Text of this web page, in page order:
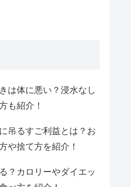
は体に悪い？浸水なし
も紹介！
吊るすご利益とは？お
や捨て方を紹介！
？カロリーやダイエッ